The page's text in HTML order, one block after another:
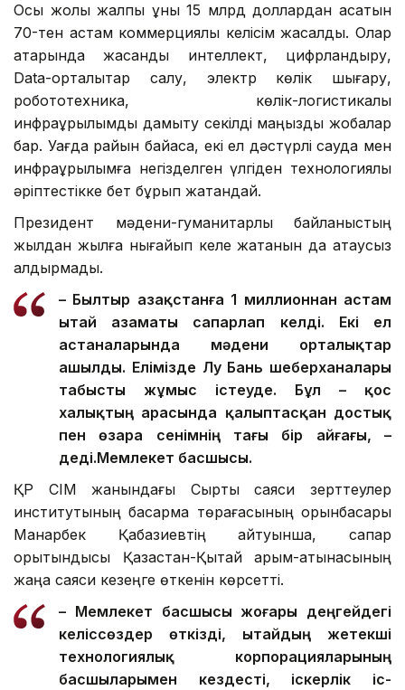
Осы жолы жалпы құны 15 млрд доллардан асатын
70-тен астам коммерциялық келісім жасалды. Олар
қатарында жасанды интеллект, цифрландыру,
Data-орталықтар салу, электр көлік шығару,
робототехника, көлік-логистикалық
инфрақұрылымды дамыту секілді маңызды жобалар
бар. Уағда райын байқасақ, екі ел дәстүрлі сауда мен
инфрақұрылымға негізделген үлгіден технологиялық
әріптестікке бет бұрып жатқандай.
Президент мәдени-гуманитарлық байланыстың
жылдан жылға нығайып келе жатқанын да атаусыз
қалдырмады.
– Былтыр Қазақстанға 1 миллионнан астам
Қытай азаматы сапарлап келді. Екі ел
астаналарында мәдени орталықтар
ашылды. Елімізде Лу Бань шеберханалары
табысты жұмыс істеуде. Бұл – қос
халықтың арасында қалыптасқан достық
пен өзара сенімнің тағы бір айғағы, –
деді.Мемлекет басшысы.
ҚР СІМ жанындағы Сыртқы саяси зерттеулер
институтының басқарма төрағасының орынбасары
Манарбек Қабазиевтің айтуынша, сапар
қорытындысы Қазақстан-Қытай қарым-қатынасының
жаңа саяси кезеңге өткенін көрсетті.
– Мемлекет басшысы жоғары деңгейдегі
келіссөздер өткізді, Қытайдың жетекші
технологиялық корпорацияларының
басшыларымен кездесті, іскерлік іс-